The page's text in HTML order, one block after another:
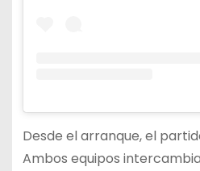
Desde el arranque, el
Ambos equipos